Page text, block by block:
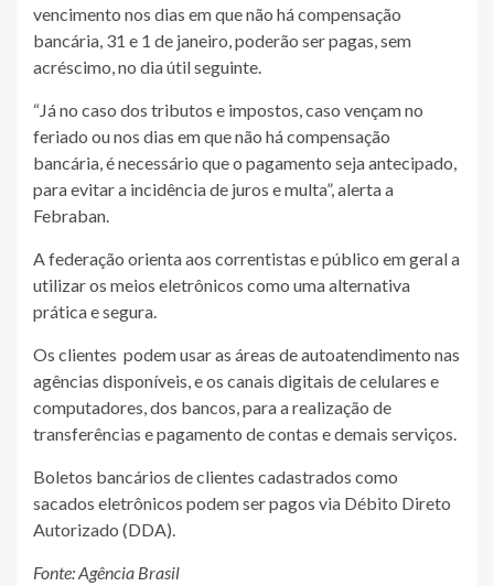
vencimento nos dias em que não há compensação
bancária, 31 e 1 de janeiro, poderão ser pagas, sem
acréscimo, no dia útil seguinte.
“Já no caso dos tributos e impostos, caso vençam no
feriado ou nos dias em que não há compensação
bancária, é necessário que o pagamento seja antecipado,
para evitar a incidência de juros e multa”, alerta a
Febraban.
A federação orienta aos correntistas e público em geral a
utilizar os meios eletrônicos como uma alternativa
prática e segura.
Os clientes podem usar as áreas de autoatendimento nas
agências disponíveis, e os canais digitais de celulares e
computadores, dos bancos, para a realização de
transferências e pagamento de contas e demais serviços.
Boletos bancários de clientes cadastrados como
sacados eletrônicos podem ser pagos via Débito Direto
Autorizado (DDA).
Fonte: Agência Brasil